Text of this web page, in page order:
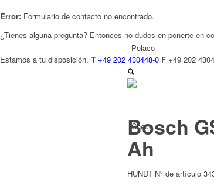
Polaco
Checo
Error: Formulario de contacto no encontrado.
¿Tienes alguna pregunta? Entonces no dudes en ponerte en
Estamos a tu disposición. T +49 202 430448-0 F +49 202
Bosch
Ah
HUNDT Nº de artículo